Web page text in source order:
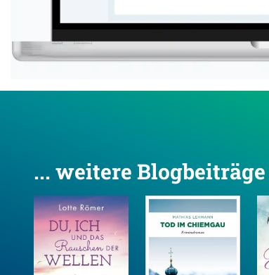
... weitere